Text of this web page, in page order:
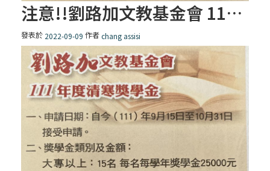
注意!!劉路加文教基金會 11年度清寒獎學金!!
發表於 2022-09-09 作者chang assisi